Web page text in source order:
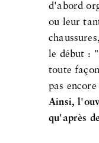
d'abord
ou leur
le début :
toute
pas
Ainsi,
qu'après